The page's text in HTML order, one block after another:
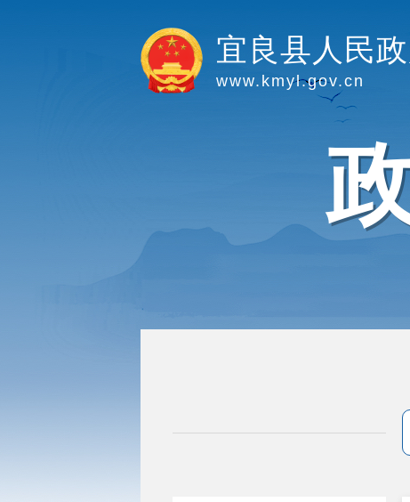
宜良县人民
www.kmyl.gov.cn